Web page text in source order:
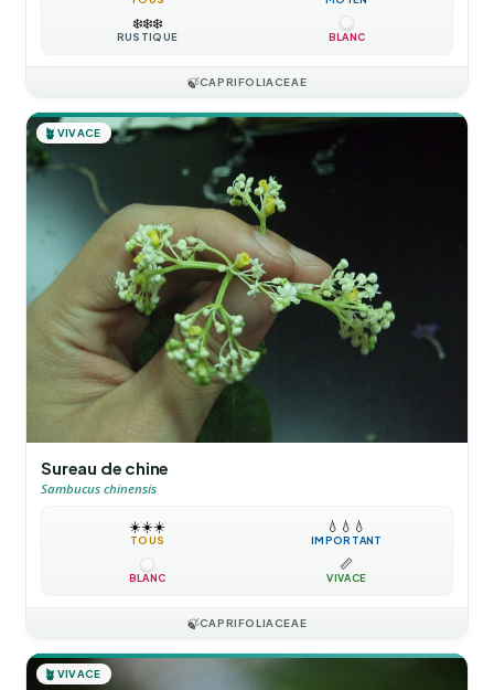
❄️❄️❄️
RUSTIQUE BLANC
🍃CAPRIFOLIACEAE
🪴 VIVACE
Sureau de chine
Sambucus chinensis
☀️☀️☀️
TOUS
💧 💧 💧
IMPORTANT
BLANC
📏
VIVACE
🍃CAPRIFOLIACEAE
🪴 VIVACE